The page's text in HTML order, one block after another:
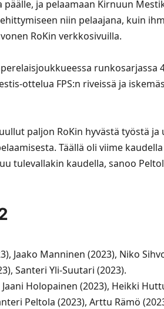
ja pelaamaan Kirnuun
niin pelaajana, kuin
RoKin verkkosivuilla.
runkosarjassa
ottelua FPS:n riveissä ja
paljon RoKin hyvästä työstä ja
Täällä oli viime
tulevallakin kaudella, sanoo
Jaako Manninen (2023), Niko
Santeri Yli-Suutari (2023).
Holopainen (2023), Heikki
Peltola (2023), Arttu Rämö